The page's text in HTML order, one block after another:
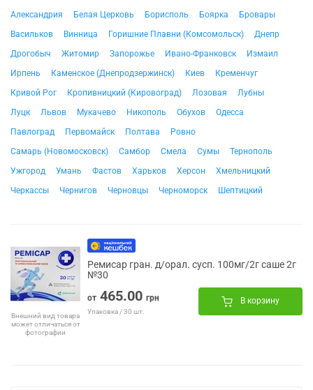
Александрия Белая Церковь Борисполь Боярка
Бровары
Васильков
Винница Горишние Плавни (Комсомольск)
Днепр
Дрогобыч
Житомир Запорожье Ивано-Франковск
Измаил
Ирпень
Каменское (Днепродзержинск) Киев
Кременчуг
Кривой Рог
Кропивницкий (Кировоград) Лозовая
Лубны
Луцк
Львов Мукачево Никополь Обухов
Одесса
Павлоград
Первомайск Полтава
Ровно
Самарь (Новомосковск)
Самбор Смела Сумы
Тернополь
Ужгород
Умань Фастов Харьков Херсон
Хмельницкий
Черкассы
Чернигов Черновцы Черноморск Шептицкий
Внешний вид товара
может отличаться от
фотографии
Ремисар гран. д/орал. сусп. 100мг/2г саше 2г
№30
от 465.00 грн
Упаковка / 30 шт.
В корзину